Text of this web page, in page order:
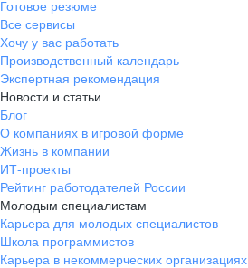
Готовое резюме
Все сервисы
Хочу у вас работать
Производственный календарь
Экспертная рекомендация
Новости и статьи
Блог
О компаниях в игровой форме
Жизнь в компании
ИТ-проекты
Рейтинг работодателей России
Молодым специалистам
Карьера для молодых специалистов
Школа программистов
Карьера в некоммерческих организациях